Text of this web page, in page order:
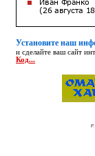
Установите наш
и сделайте ваш сайт
Код...